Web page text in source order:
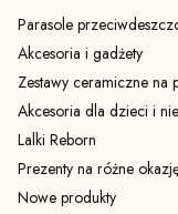
Parasole
Akcesoria i gadżety
Zestawy ceramiczne na
Akcesoria dla dzieci i
Lalki Reborn
Prezenty na różne
Nowe produkty